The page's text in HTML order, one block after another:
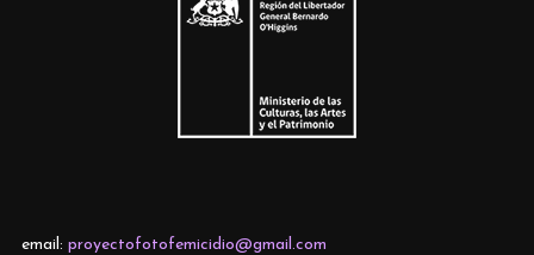
email: proyectofotofemicidio@gmail.com